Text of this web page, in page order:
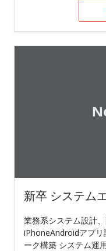
新卒 システム
業務系システム設計
iPhoneAndroidアプリ
ーク構築 システム運